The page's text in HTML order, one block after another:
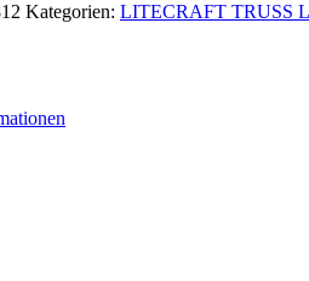
Kategorien: LITECRAFT TRUSS